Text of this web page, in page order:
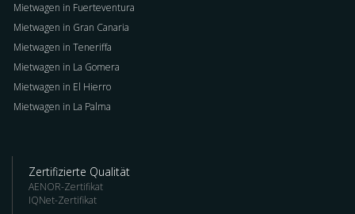
Mietwagen in Fuerteventura
Mietwagen in Gran Canaria
Mietwagen in Teneriffa
Mietwagen in La Gomera
Mietwagen in El Hierro
Mietwagen in La Palma
Zertifizierte Qualität
AENOR-Zertifikat
IQNet-Zertifikat